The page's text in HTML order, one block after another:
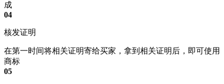
成
04
核发证明
在第一时间将相关证明寄给买家，拿到相关证明后，即可使用
商标
05